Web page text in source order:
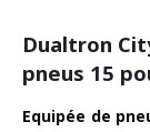
Dualtron
pneus 15
Equipée de